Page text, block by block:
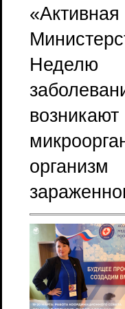
Неделю